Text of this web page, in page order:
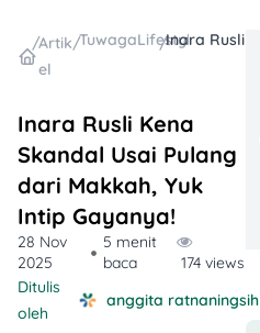
/Artik
el
/TuwagaLifestyle
/
Inara Rusli Kena
Skandal Usai Pulang
dari Makkah, Yuk
Intip Gayanya!
28 Nov
2025
5 menit
baca
174 views
Ditulis
oleh
anggita ratnaningsih